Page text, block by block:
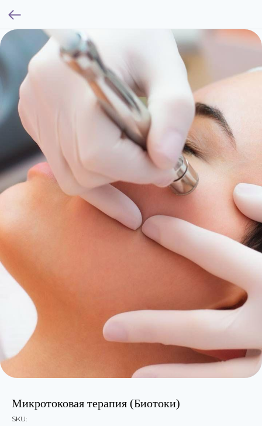
Микротоковая терапия (Биотоки)
SKU: